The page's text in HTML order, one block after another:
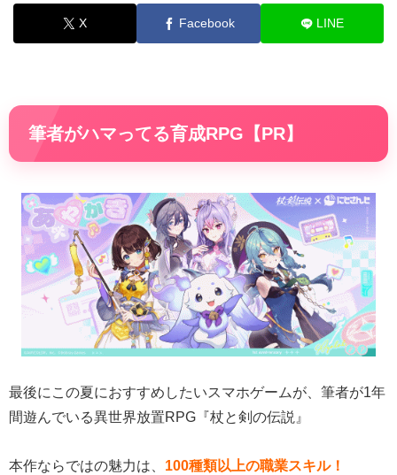
X Facebook LINE
筆者がハマってる育成RPG【PR】
最後にこの夏におすすめしたいスマホゲームが、筆者が1年
間遊んでいる異世界放置RPG『杖と剣の伝説』
本作ならではの魅力は、 100種類以上の職業スキル！